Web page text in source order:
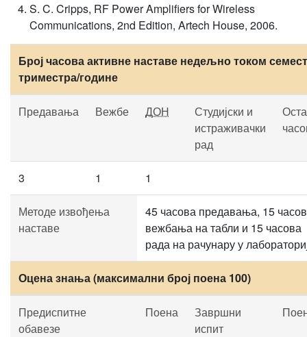
S. C. Cripps, RF Power Amplifiers for Wireless
Communications, 2nd Edition, Artech House, 2006.
Број часова активне наставе недељно током
триместра/године
Предавања Вежбе ДОН
Студијски и
истраживачки
рад
3 1 1
Методе извођења
наставе
45 часова предавања, 15
вежбања на табли и 15 часова
рада на рачунару у
Оцена знања (максимални број поена 100)
Предиспитне
обавезе
Поена
Завршни
испит